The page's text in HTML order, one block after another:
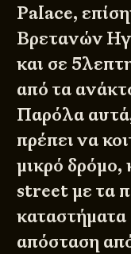
Palace,
Βρετανών
και σε
από τα
Παρόλα
πρέπει να
μικρό δρόμο,
street με τα
καταστήματα
απόσταση